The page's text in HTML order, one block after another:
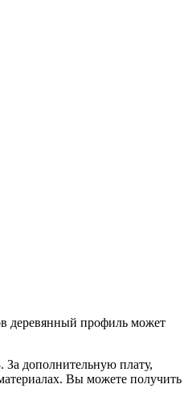
деревянный профиль может
дополнительную плату,
Вы можете получить